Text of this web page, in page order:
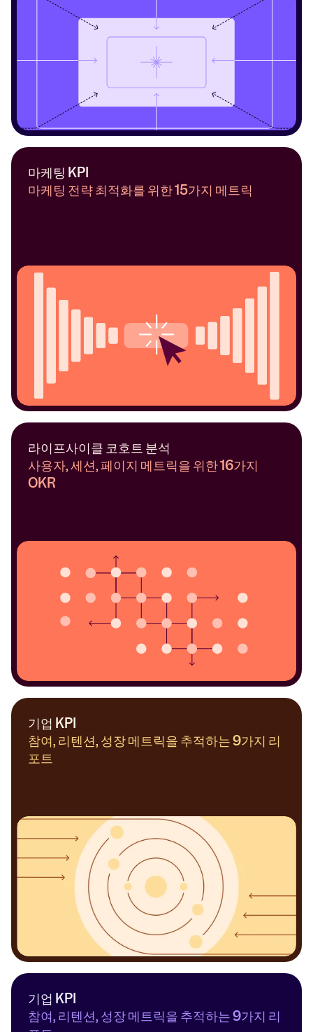
마케팅 KPI
마케팅 전략 최적화를 위한 15가지 메트릭
라이프사이클 코호트 분석
사용자, 세션, 페이지 메트릭을 위한 16가지
OKR
기업 KPI
참여, 리텐션, 성장 메트릭을 추적하는 9가지 리
포트
기업 KPI
참여, 리텐션, 성장 메트릭을 추적하는 9가지 리